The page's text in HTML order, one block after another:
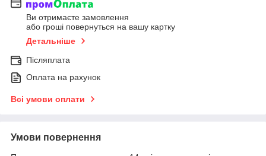
Ви отримаєте замовлення
або гроші повернуться на вашу картку
Детальніше
Післяплата
Оплата на рахунок
Всі умови оплати
Умови повернення